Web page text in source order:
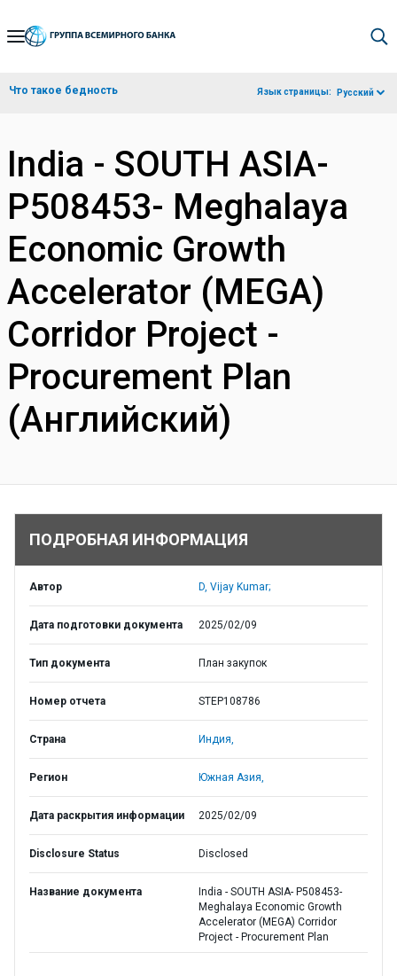
Skip
Navigation
Что такое бедность Язык страницы: Русский
India - SOUTH ASIA-
P508453- Meghalaya
Economic Growth
Accelerator (MEGA)
Corridor Project -
Procurement Plan
(Английский)
ПОДРОБНАЯ ИНФОРМАЦИЯ
Автор D, Vijay Kumar;
Дата подготовки документа 2025/02/09
Тип документа План закупок
Номер отчета STEP108786
Страна Индия,
Регион Южная Азия,
Дата раскрытия информации 2025/02/09
Disclosure Status Disclosed
Название документа
India - SOUTH ASIA- P508453-
Meghalaya Economic Growth
Accelerator (MEGA) Corridor
Project - Procurement Plan